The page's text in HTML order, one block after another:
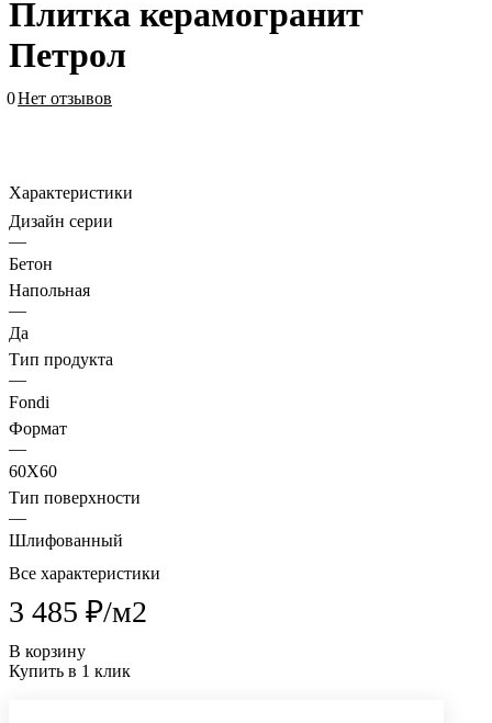
Плитка керамогранит
Петрол
0Нет отзывов
Характеристики
Дизайн серии
—
Бетон
Напольная
—
Да
Тип продукта
—
Fondi
Формат
—
60X60
Тип поверхности
—
Шлифованный
Все характеристики
3 485 ₽/м2
В корзину
Купить в 1 клик